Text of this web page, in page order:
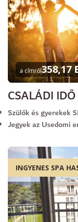
a címről358,17
CSALÁDI IDŐ
Szülők és gyerekek
Jegyek az Usedomi
INGYENES SPA